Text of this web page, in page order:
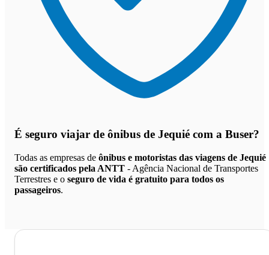
É seguro viajar de ônibus de Jequié com a Buser?
Todas as empresas de ônibus e motoristas das viagens de Jequié
são certificados pela ANTT - Agência Nacional de Transportes
Terrestres e o seguro de vida é gratuito para todos os
passageiros.